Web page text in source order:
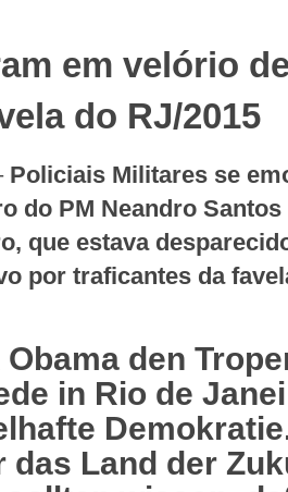
em velório
do RJ/2015
Policiais Militares se
do PM Neandro
que estava
por traficantes da
den
in Rio de
das Land der